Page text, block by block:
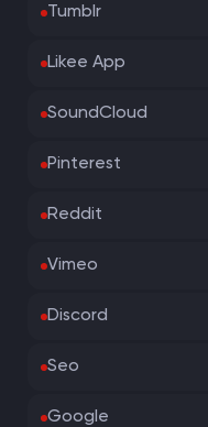
Tumblr
Likee App
SoundCloud
Pinterest
Reddit
Vimeo
Discord
Seo
Google